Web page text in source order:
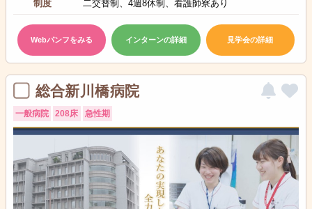
制度 二交替制、4週8休制、看護師寮あり
Webパンフをみる インターンの詳細 見学会の詳細
総合新川橋病院
一般病院 208床 急性期